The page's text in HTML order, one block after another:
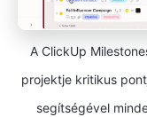
A ClickUp
projektje kritikus
segítségével